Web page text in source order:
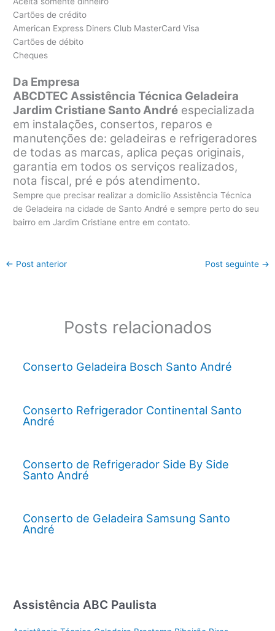
Cartões de crédito
American Express Diners Club MasterCard Visa
Cartões de débito
Cheques
Da Empresa
ABCDTEC Assistência Técnica Geladeira
Jardim Cristiane Santo André especializada
em instalações, consertos, reparos e
manutenções de: geladeiras e refrigeradores
de todas as marcas, aplica peças originais,
garantia em todos os serviços realizados,
nota fiscal, pré e pós atendimento.
Sempre que precisar realizar a domicílio Assistência Técnica
de Geladeira na cidade de Santo André e sempre perto do seu
bairro em Jardim Cristiane entre em contato.
← Post anterior Post seguinte →
Posts relacionados
Conserto Geladeira Bosch Santo André
Conserto Refrigerador Continental Santo
André
Conserto de Refrigerador Side By Side
Santo André
Conserto de Geladeira Samsung Santo
André
Assistência ABC Paulista